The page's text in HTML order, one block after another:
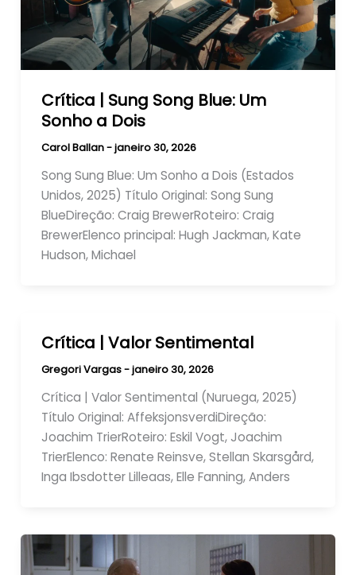
Crítica | Sung Song Blue: Um
Sonho a Dois
Carol Ballan-janeiro 30, 2026
Song Sung Blue: Um Sonho a Dois (Estados
Unidos, 2025)​ Título Original: Song Sung
BlueDireção: Craig BrewerRoteiro: Craig
BrewerElenco principal: Hugh Jackman, Kate
Hudson, Michael
Crítica | Valor Sentimental
Gregori Vargas-janeiro 30, 2026
Crítica | Valor Sentimental (Nuruega, 2025)
Título Original: AffeksjonsverdiDireção:
Joachim TrierRoteiro: Eskil Vogt, Joachim
TrierElenco: Renate Reinsve, Stellan Skarsgård,
Inga Ibsdotter Lilleaas, Elle Fanning, Anders